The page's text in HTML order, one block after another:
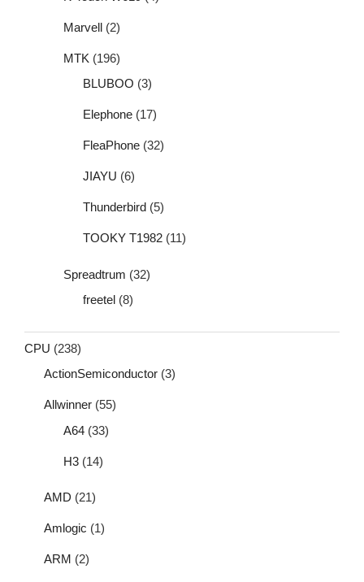
Marvell (2)
MTK (196)
BLUBOO (3)
Elephone (17)
FleaPhone (32)
JIAYU (6)
Thunderbird (5)
TOOKY T1982 (11)
Spreadtrum (32)
freetel (8)
CPU (238)
ActionSemiconductor (3)
Allwinner (55)
A64 (33)
H3 (14)
AMD (21)
Amlogic (1)
ARM (2)